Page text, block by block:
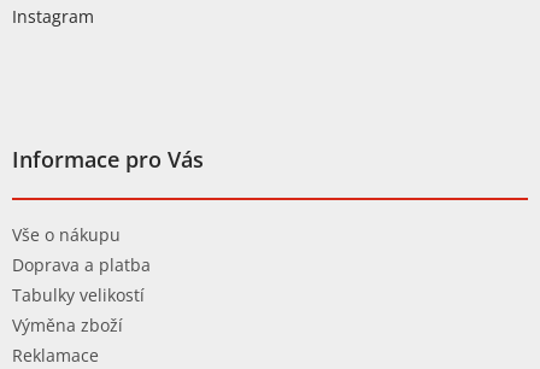
Instagram
Informace pro Vás
Vše o nákupu
Doprava a platba
Tabulky velikostí
Výměna zboží
Reklamace